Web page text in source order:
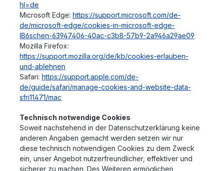
hl=de
Microsoft Edge: https://support.microsoft.com/de-
de/microsoft-edge/cookies-in-microsoft-edge-
lB6schen-63947406-40ac-c3b8-57b9-2a946a29ae09
Mozilla Firefox:
https://support.mozilla.org/de/kb/cookies-erlauben-
und-ablehnen
Safari: https://support.apple.com/de-
de/guide/safari/manage-cookies-and-website-data-
sfri11471/mac
Technisch notwendige Cookies
Soweit nachstehend in der Datenschutzerklärung keine
anderen Angaben gemacht werden setzen wir nur
diese technisch notwendigen Cookies zu dem Zweck
ein, unser Angebot nutzerfreundlicher, effektiver und
sicherer zu machen. Des Weiteren ermöglichen